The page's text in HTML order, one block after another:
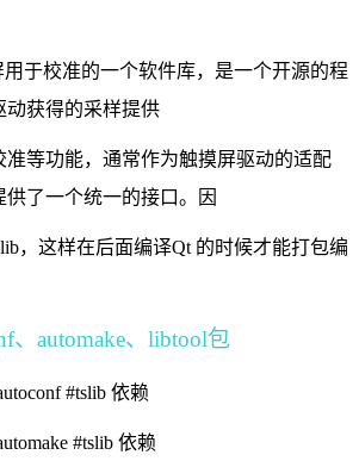
于校准的一个软件库，是一个开源的程
动获得的采样提供
等功能，通常作为触摸屏驱动的适配
了一个统一的接口。因
，这样在后面编译Qt 的时候才能打包编
、 automake、 libtool包
#tslib 依赖
#tslib 依赖